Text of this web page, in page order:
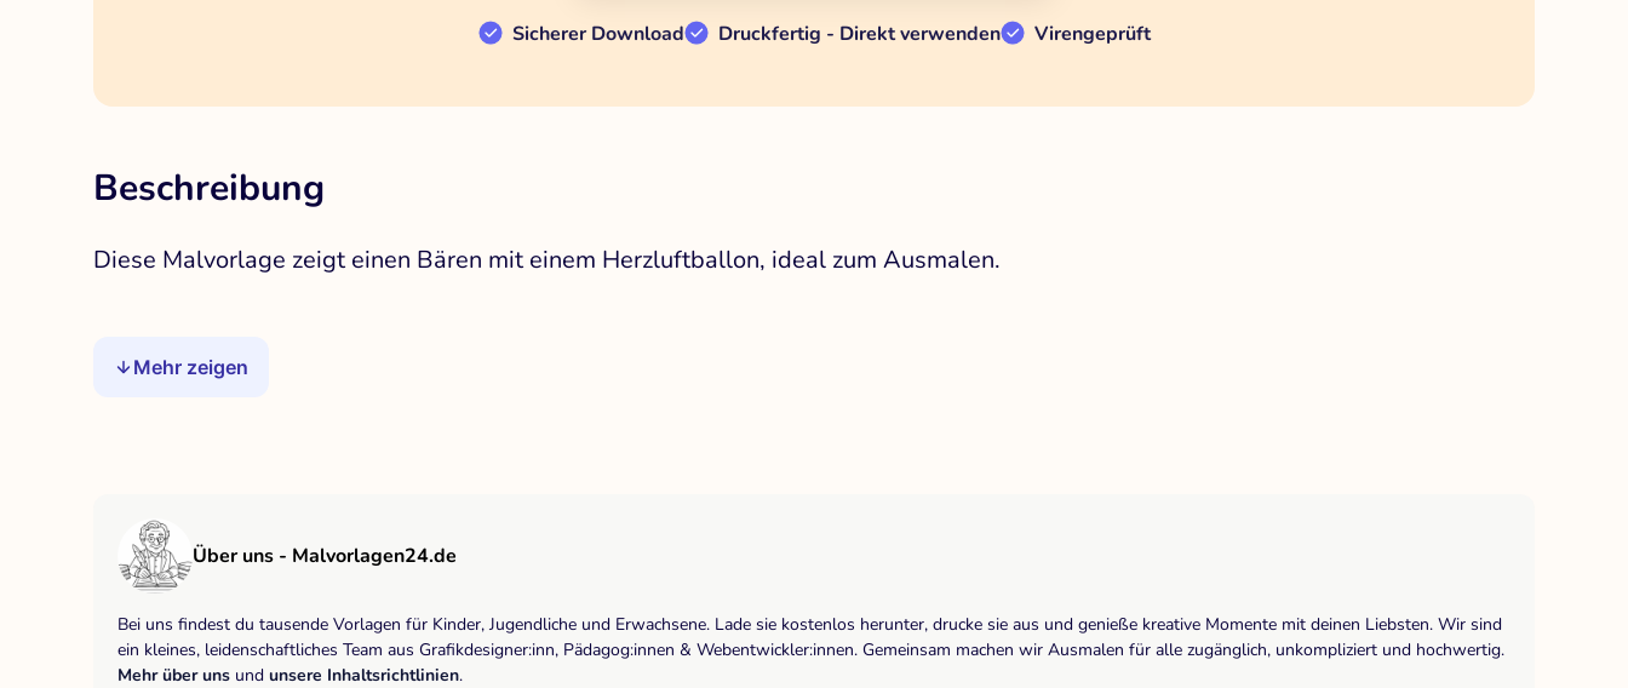
Sicherer Download Druckfertig - Direkt verwenden Virengeprüft
Beschreibung
Diese Malvorlage zeigt einen Bären mit einem Herzluftballon, ideal zum Ausmalen.
Mehr zeigen
Über uns - Malvorlagen24.de
Bei uns findest du tausende Vorlagen für Kinder, Jugendliche und Erwachsene. Lade sie kostenlos herunter, drucke sie aus und genieße kreative Momente mit deinen Liebsten. Wir sind
ein kleines, leidenschaftliches Team aus Grafikdesigner:inn, Pädagog:innen & Webentwickler:innen. Gemeinsam machen wir Ausmalen für alle zugänglich, unkompliziert und hochwertig.
Mehr über uns und unsere Inhaltsrichtlinien.